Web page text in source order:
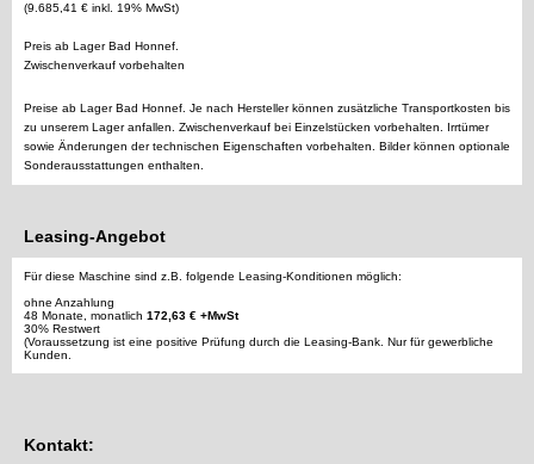
(9.685,41 € inkl. 19% MwSt)
Preis ab Lager Bad Honnef.
Zwischenverkauf vorbehalten
Preise ab Lager Bad Honnef. Je nach Hersteller können zusätzliche Transportkosten bis
zu unserem Lager anfallen. Zwischenverkauf bei Einzelstücken vorbehalten. Irrtümer
sowie Änderungen der technischen Eigenschaften vorbehalten. Bilder können optionale
Sonderausstattungen enthalten.
Leasing-Angebot
Für diese Maschine sind z.B. folgende Leasing-Konditionen möglich:
ohne Anzahlung
48 Monate, monatlich 172,63 € +MwSt
30% Restwert
(Voraussetzung ist eine positive Prüfung durch die Leasing-Bank. Nur für gewerbliche
Kunden.
Kontakt: